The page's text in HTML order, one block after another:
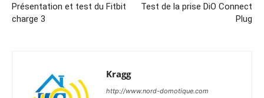
Présentation et test du Fitbit
charge 3
Test de la prise DiO Connect
Plug
Kragg
http://www.nord-domotique.com